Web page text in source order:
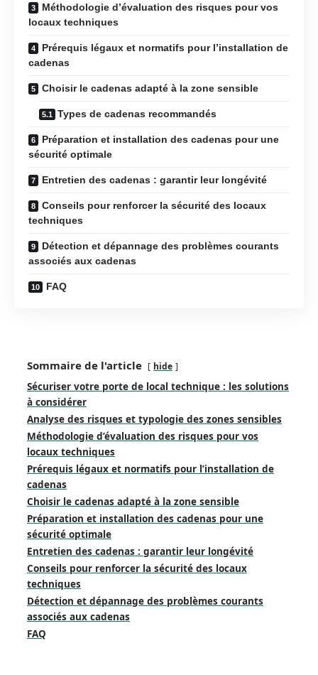
Méthodologie d’évaluation des risques pour vos
locaux techniques
Prérequis légaux et normatifs pour l’installation de
cadenas
Choisir le cadenas adapté à la zone sensible
Types de cadenas recommandés
Préparation et installation des cadenas pour une
sécurité optimale
Entretien des cadenas : garantir leur longévité
Conseils pour renforcer la sécurité des locaux
techniques
Détection et dépannage des problèmes courants
associés aux cadenas
FAQ
Sommaire de l'article hide
Sécuriser votre porte de local technique : les solutions
à considérer
Analyse des risques et typologie des zones sensibles
Méthodologie d’évaluation des risques pour vos
locaux techniques
Prérequis légaux et normatifs pour l’installation de
cadenas
Choisir le cadenas adapté à la zone sensible
Préparation et installation des cadenas pour une
sécurité optimale
Entretien des cadenas : garantir leur longévité
Conseils pour renforcer la sécurité des locaux
techniques
Détection et dépannage des problèmes courants
associés aux cadenas
FAQ